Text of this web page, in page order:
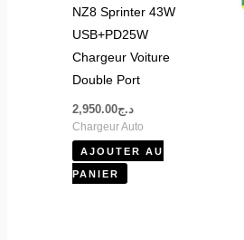
NZ8 Sprinter 43W
USB+PD25W
Chargeur Voiture
Double Port
د.ج2,950.00
Chargeur Auto
AJOUTER AU
PANIER